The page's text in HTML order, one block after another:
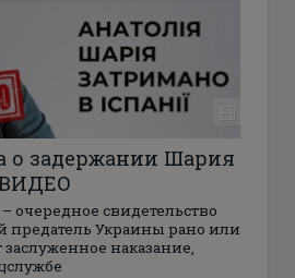
о задержании Шария
очередное свидетельство
предатель Украины рано или
наказание,